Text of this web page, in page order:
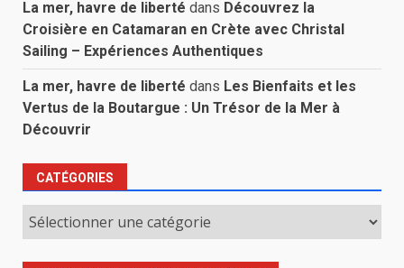
La mer, havre de liberté dans Découvrez la
Croisière en Catamaran en Crète avec Christal
Sailing – Expériences Authentiques
La mer, havre de liberté dans Les Bienfaits et les
Vertus de la Boutargue : Un Trésor de la Mer à
Découvrir
CATÉGORIES
Catégories